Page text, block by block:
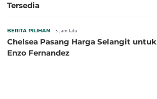
Tersedia
BERITA PILIHAN 5 jam lalu
Chelsea Pasang Harga Selangit untuk
Enzo Fernandez